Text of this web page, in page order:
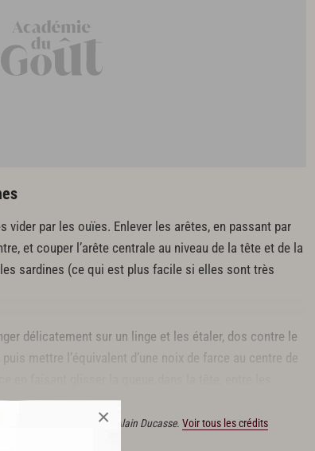
×
vider par les ouïes. Enlever les arêtes, en passant par
et couper l’arête centrale au niveau de la tête et de la
sardines (ce qui est plus facile si elles sont très
délicatement sur un linge et les étaler, dos contre le
mettre l’équivalent d’une noix de farce au centre de
publié aux Éditions Alain Ducasse. Voir tous les crédits